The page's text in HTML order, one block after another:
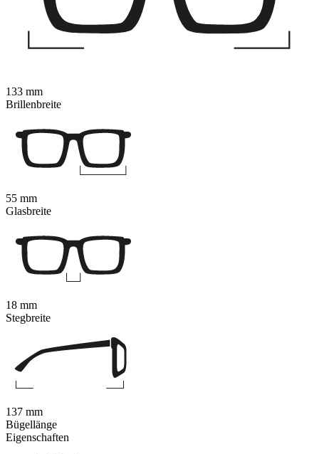
Eigenschaften
133 mm
Brillenbreite
55 mm
Glasbreite
18 mm
Stegbreite
137 mm
Bügellänge